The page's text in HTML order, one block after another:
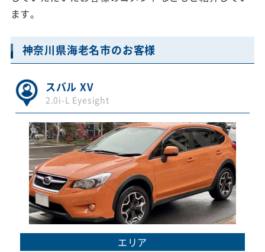
ます。
神奈川県海老名市のお客様
スバル XV
2.0i-L Eyesight
エリア